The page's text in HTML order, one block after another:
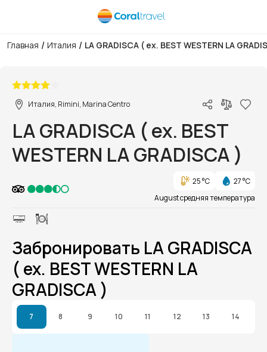
Главная / Италия / LA GRADISCA ( ex. BEST WESTERN LA
Италия, Rimini, Marina Centro
LA GRADISCA ( ex. BEST
WESTERN LA GRADISCA )
25 °C
27 °C
August средняя температура
Забронировать LA GRADISCA
( ex. BEST WESTERN LA
GRADISCA )
7 8 9 10 11 12 13 14